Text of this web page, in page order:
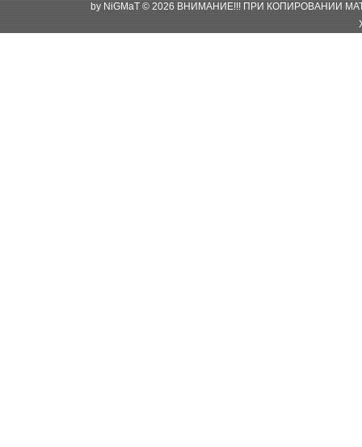
by NiGMaT © 2026 ВНИМАНИЕ!!! ПРИ КОПИРОВАНИИ